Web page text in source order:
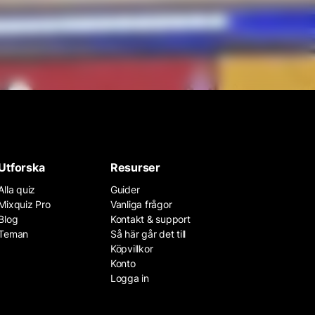
quiz
Pro
Resurser
Guider
Vanliga frågor
Kontakt & support
Så här går det till
Köpvillkor
Konto
Logga in